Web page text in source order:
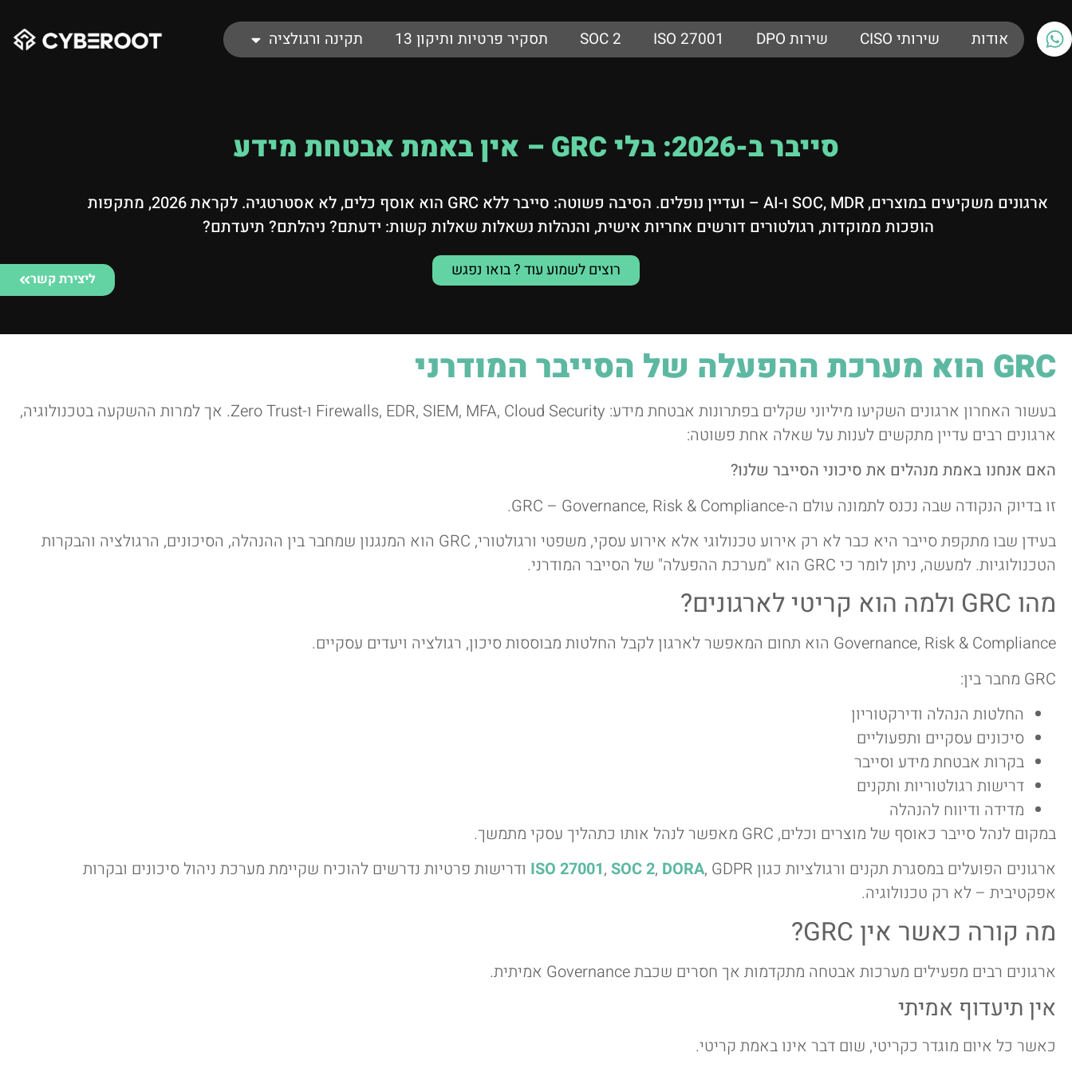
אודות שירותי CISO שירות DPO ISO 27001
SOC 2 תסקיר פרטיות ותיקון 13 תקינה ורגולציה
ליצירת קשר
סייבר ב-2026: בלי GRC – אין באמת אבטחת מידע
ארגונים משקיעים במוצרים, SOC, MDR ו-AI – ועדיין נופלים. הסיבה פשוטה: סייבר ללא GRC הוא אוסף כלים, לא אסטרטגיה. לקראת 2026, מתקפות
הופכות ממוקדות, רגולטורים דורשים אחריות אישית, והנהלות נשאלות שאלות קשות: ידעתם? ניהלתם? תיעדתם?
רוצים לשמוע עוד ? בואו נפגש
GRC הוא מערכת ההפעלה של הסייבר המודרני
בעשור האחרון ארגונים השקיעו מיליוני שקלים בפתרונות אבטחת מידע: Firewalls, EDR, SIEM, MFA, Cloud Security ו-Zero Trust. אך למרות ההשקעה בטכנולוגיה,
ארגונים רבים עדיין מתקשים לענות על שאלה אחת פשוטה:
האם אנחנו באמת מנהלים את סיכוני הסייבר שלנו?
זו בדיוק הנקודה שבה נכנס לתמונה עולם ה-GRC – Governance, Risk & Compliance.
בעידן שבו מתקפת סייבר היא כבר לא רק אירוע טכנולוגי אלא אירוע עסקי, משפטי ורגולטורי, GRC הוא המנגנון שמחבר בין ההנהלה, הסיכונים, הרגולציה והבקרות
הטכנולוגיות. למעשה, ניתן לומר כי GRC הוא "מערכת ההפעלה" של הסייבר המודרני.
מהו GRC ולמה הוא קריטי לארגונים?
Governance, Risk & Compliance הוא תחום המאפשר לארגון לקבל החלטות מבוססות סיכון, רגולציה ויעדים עסקיים.
GRC מחבר בין:
החלטות הנהלה ודירקטוריון
סיכונים עסקיים ותפעוליים
בקרות אבטחת מידע וסייבר
דרישות רגולטוריות ותקנים
מדידה ודיווח להנהלה
במקום לנהל סייבר כאוסף של מוצרים וכלים, GRC מאפשר לנהל אותו כתהליך עסקי מתמשך.
ארגונים הפועלים במסגרת תקנים ורגולציות כגון
ISO 27001, SOC 2, DORA
, GDPR ודרישות פרטיות נדרשים להוכיח שקיימת מערכת ניהול סיכונים ובקרות
אפקטיבית – לא רק טכנולוגיה.
מה קורה כאשר אין GRC?
ארגונים רבים מפעילים מערכות אבטחה מתקדמות אך חסרים שכבת Governance אמיתית.
אין תיעדוף אמיתי
כאשר כל איום מוגדר כקריטי, שום דבר אינו באמת קריטי.